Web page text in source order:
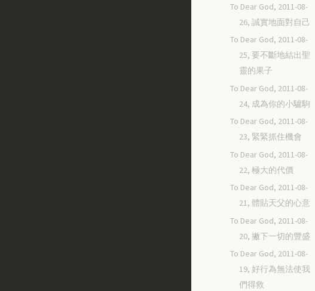
To Dear God, 2011-08-
26, 誠實地面對自己
To Dear God, 2011-08-
25, 要不斷地結出聖
靈的果子
To Dear God, 2011-08-
24, 成為你的小驢駒
To Dear God, 2011-08-
23, 緊緊抓住機會
To Dear God, 2011-08-
22, 極大的代價
To Dear God, 2011-08-
21, 體貼天父的心意
To Dear God, 2011-08-
20, 撇下一切的豐盛
To Dear God, 2011-08-
19, 好行為無法使我
們得救